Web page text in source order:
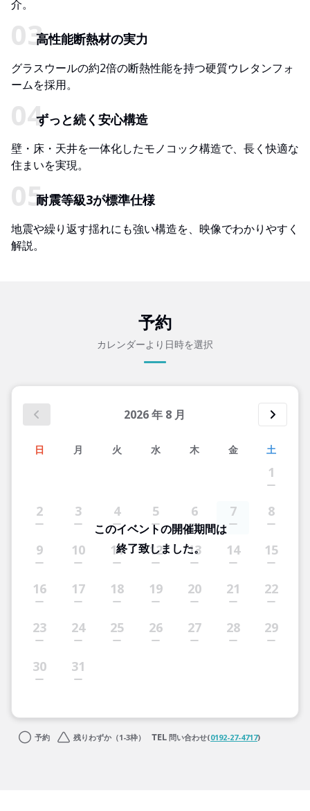
介。
高性能断熱材の実力
グラスウールの約2倍の断熱性能を持つ硬質ウレタンフォ
ームを採用。
ずっと続く安心構造
壁・床・天井を一体化したモノコック構造で、長く快適な
住まいを実現。
耐震等級3が標準仕様
地震や繰り返す揺れにも強い構造を、映像でわかりやすく
解説。
予約
カレンダーより日時を選択
2026年 8 月
日 月 火 水 木 金 土
1
2 3 4 5 6 7 8
9 10 11 12 13 14 15
16 17 18 19 20 21 22
23 24 25 26 27 28 29
30 31
このイベントの開催期間は
終了致しました。
予約 残りわずか（1-3枠） 問い合わせ(0192-27-4717)